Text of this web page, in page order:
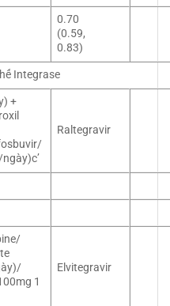
0.70
(0.59,
0.83)
Integrase
+
Raltegravir
1
Elvitegravir